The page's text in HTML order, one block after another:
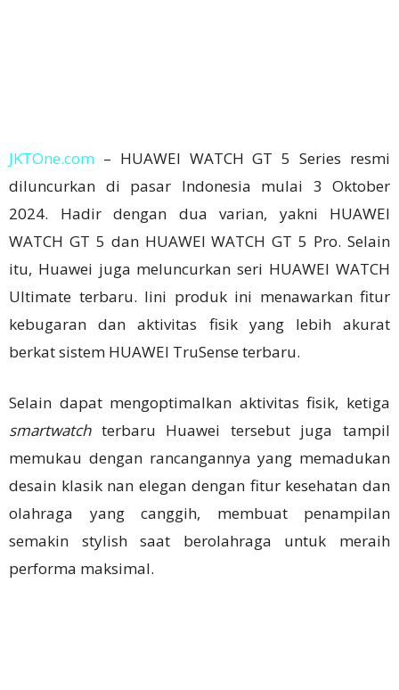
JKTOne.com – HUAWEI WATCH GT 5 Series resmi
diluncurkan di pasar Indonesia mulai 3 Oktober
2024. Hadir dengan dua varian, yakni HUAWEI
WATCH GT 5 dan HUAWEI WATCH GT 5 Pro. Selain
itu, Huawei juga meluncurkan seri HUAWEI WATCH
Ultimate terbaru. lini produk ini menawarkan fitur
kebugaran dan aktivitas fisik yang lebih akurat
berkat sistem HUAWEI TruSense terbaru.
Selain dapat mengoptimalkan aktivitas fisik, ketiga
smartwatchterbaru Huawei tersebut juga tampil
memukau dengan rancangannya yang memadukan
desain klasik nan elegan dengan fitur kesehatan dan
olahraga yang canggih, membuat penampilan
semakin stylish saat berolahraga untuk meraih
performa maksimal.